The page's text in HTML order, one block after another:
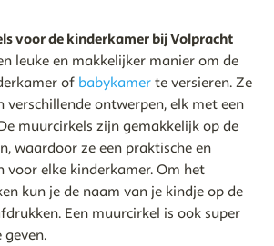
voor de kinderkamer bij Volpracht
leuke en makkelijker manier om de
of babykamer te versieren. Ze
ontwerpen, elk met een
muurcirkels zijn gemakkelijk op de
waardoor ze een praktische en
voor elke kinderkamer. Om het
kun je de naam van je kindje op de
Een muurcirkel is ook super
geven.